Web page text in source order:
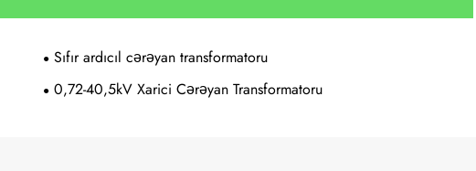
Sıfır ardıcıl cərəyan transformatoru
0,72-40,5kV Xarici Cərəyan Transformatoru